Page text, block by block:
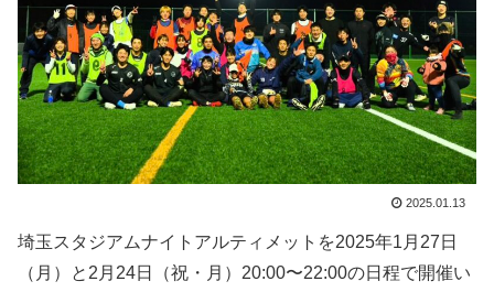
2025.01.13
埼玉スタジアムナイトアルティメットを2025年1月27日
（月）と2月24日（祝・月）20:00〜22:00の日程で開催い